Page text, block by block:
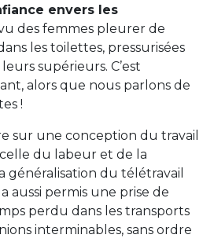
envers les
vu des femmes pleurer de
les toilettes, pressurisées
supérieurs. C’est
alors que nous parlons de
!
sur une conception du travail
celle du labeur et de la
généralisation du télétravail
aussi permis une prise de
perdu dans les transports
interminables, sans ordre